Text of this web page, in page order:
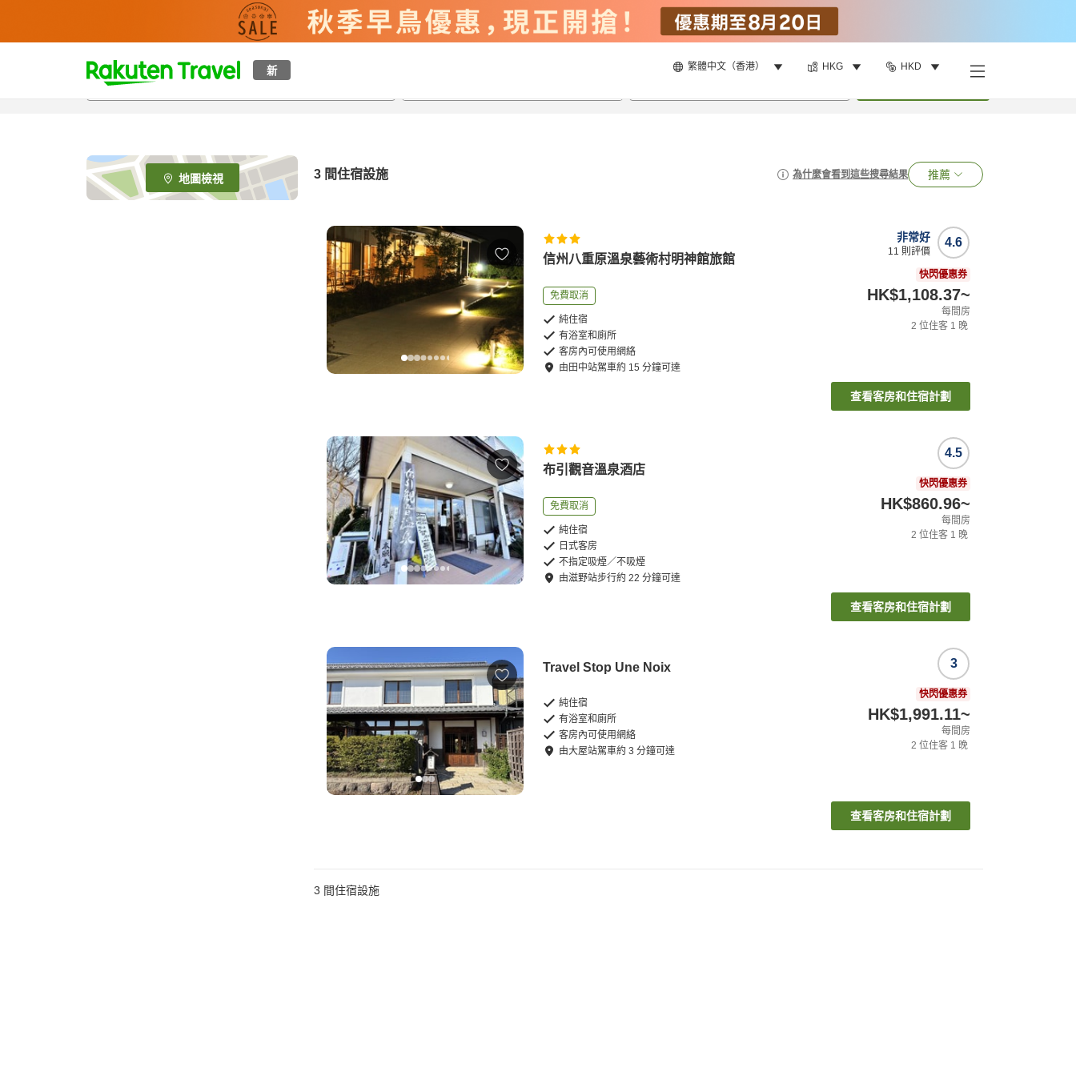
新 繁體中文（香港） HKG HKD
t
p
e
_
s
地圖檢視 3 間住宿設施 為什麼會看到這些搜尋結果 推薦
信州八重原溫泉藝術村明神館旅館
免費取消
純住宿
有浴室和廁所
客房內可使用網絡
由 田中站駕車約 15 分鐘可達
4.6
非常好
11 則評價
快閃優惠券
HK$1,108.37~
每間房
2 位住客 1 晚
查看客房和住宿計劃
布引觀音溫泉酒店
免費取消
純住宿
日式客房
不指定吸煙／不吸煙
由滋野站步行約22 分鐘可達
4.5
快閃優惠券
HK$860.96~
每間房
2 位住客 1 晚
查看客房和住宿計劃
Travel Stop Une Noix
純住宿
有浴室和廁所
客房內可使用網絡
由大屋站駕車約3 分鐘可達
3
快閃優惠券
HK$1,991.11~
每間房
2 位住客 1 晚
查看客房和住宿計劃
3 間住宿設施